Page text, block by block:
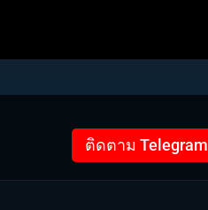
ติดตาม Telegram